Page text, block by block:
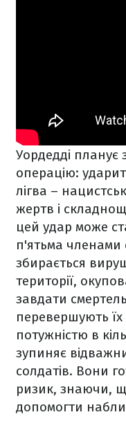
Уордедді планує
операцію:
лігва –
жертв і
цей удар може
п'ятьма членами
збирається
території,
завдати
перевершують
потужністю в
зупиняє
солдатів. Вони
ризик, знаючи,
допомогти